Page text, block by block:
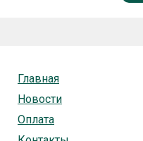
Главная
Новости
Оплата